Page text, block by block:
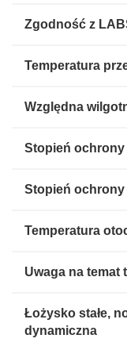
Zgodność z
Temperatura
Względna
Stopień ochrony
Stopień ochrony
Temperatura
Uwaga na temat
Łożysko stałe,
dynamiczna